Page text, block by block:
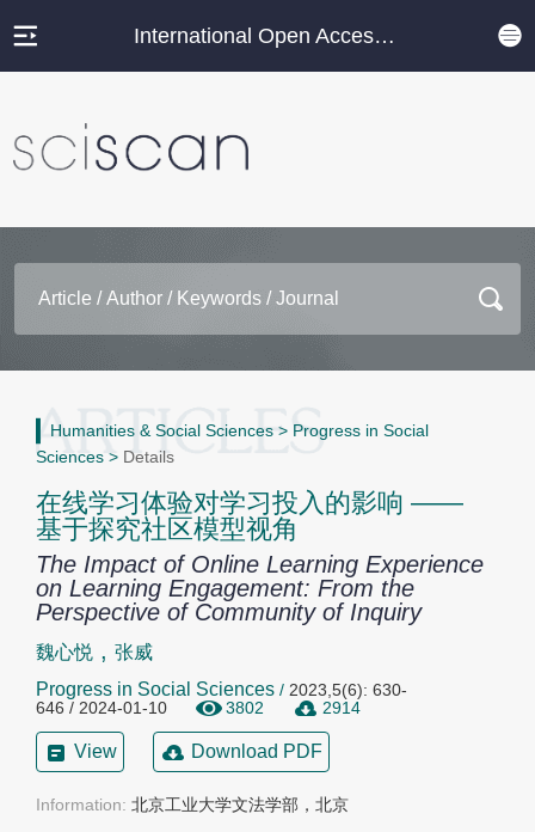
International Open Access Journal Platform
Humanities & Social Sciences > Progress in Social
Sciences > Details
在线学习体验对学习投入的影响 ——
基于探究社区模型视角
The Impact of Online Learning Experience
on Learning Engagement: From the
Perspective of Community of Inquiry
魏心悦 , 张威
Progress in Social Sciences / 2023,5(6): 630-
646 / 2024-01-10
3802 2914
View Download PDF
Information: 北京工业大学文法学部，北京